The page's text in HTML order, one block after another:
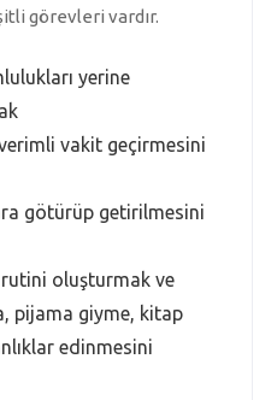
görevleri vardır.
yerine
vakit geçirmesini
götürüp getirilmesini
oluşturmak ve
pijama giyme, kitap
edinmesini